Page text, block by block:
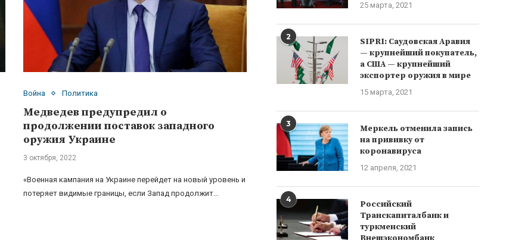
Война Политика
Медведев предупредил о
продолжении поставок западного
оружия Украине
3 октября, 2022
«Военная кампания на Украине перейдет на новый уровень и
потеряет видимые границы, если Запад продолжит…
25 марта, 2021
2
SIPRI: Саудовская Аравия
— крупнейший покупатель,
а США — крупнейший
экспортер оружия в мире
15 марта, 2021
3
Меркель отменила запись
на прививку от
коронавируса
12 апреля, 2021
4
Российский
Транскапиталбанк и
туркменский